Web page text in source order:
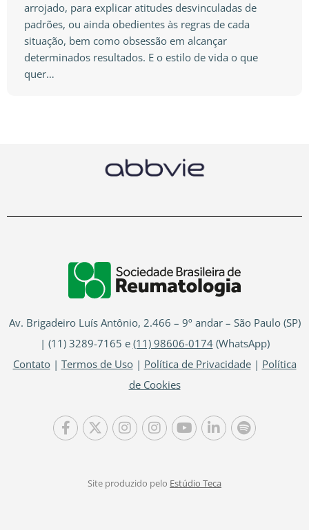
arrojado, para explicar atitudes desvinculadas de
padrões, ou ainda obedientes às regras de cada
situação, bem como obsessão em alcançar
determinados resultados. E o estilo de vida o que
quer…
Av. Brigadeiro Luís Antônio, 2.466 – 9º andar – São Paulo (SP)
| (11) 3289-7165 e (11) 98606-0174(WhatsApp)
Contato| Termos de Uso| Política de Privacidade| Política
de Cookies
Site produzido pelo Estúdio Teca